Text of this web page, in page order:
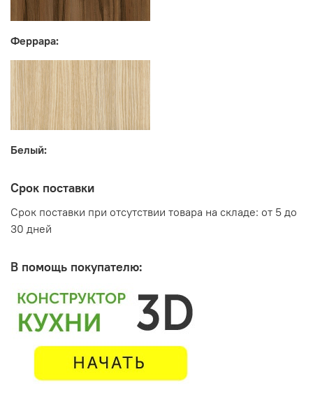
Феррара:
Белый:
Срок поставки
Срок поставки при отсутствии товара на складе: от 5 до
30 дней
В помощь покупателю: